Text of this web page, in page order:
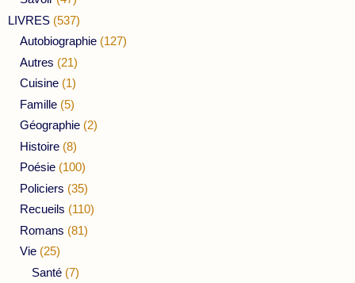
LIVRES (537)
Autobiographie (127)
Autres (21)
Cuisine (1)
Famille (5)
Géographie (2)
Histoire (8)
Poésie (100)
Policiers (35)
Recueils (110)
Romans (81)
Vie (25)
Santé (7)